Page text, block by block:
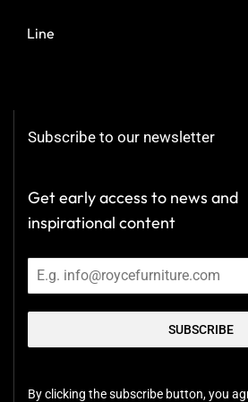
Line
Subscribe to our newsletter
Get early access to news and
inspirational content
SUBSCRIBE
By clicking the subscribe button, you